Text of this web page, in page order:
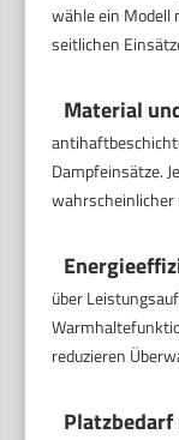
wähle ein Modell
seitlichen
Material
Dampfeinsätze.
wahrscheinlicher
über
reduzieren